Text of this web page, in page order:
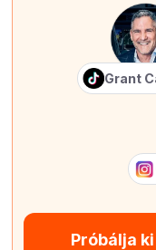
Grant
Próbálja